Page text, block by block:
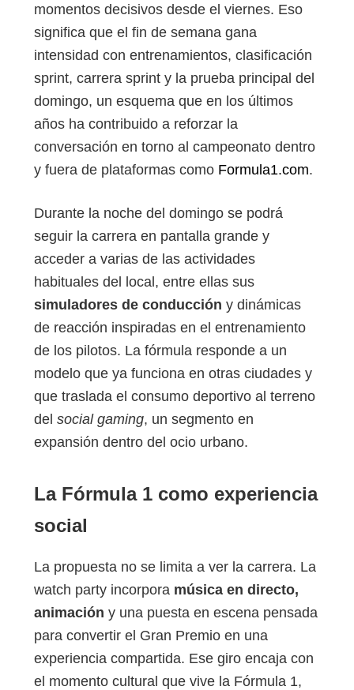
momentos decisivos desde el viernes. Eso
significa que el fin de semana gana
intensidad con entrenamientos, clasificación
sprint, carrera sprint y la prueba principal del
domingo, un esquema que en los últimos
años ha contribuido a reforzar la
conversación en torno al campeonato dentro
y fuera de plataformas como Formula1.com.
Durante la noche del domingo se podrá
seguir la carrera en pantalla grande y
acceder a varias de las actividades
habituales del local, entre ellas sus
simuladores de conducción y dinámicas
de reacción inspiradas en el entrenamiento
de los pilotos. La fórmula responde a un
modelo que ya funciona en otras ciudades y
que traslada el consumo deportivo al terreno
del social gaming, un segmento en
expansión dentro del ocio urbano.
La Fórmula 1 como experiencia
social
La propuesta no se limita a ver la carrera. La
watch party incorpora música en directo,
animación y una puesta en escena pensada
para convertir el Gran Premio en una
experiencia compartida. Ese giro encaja con
el momento cultural que vive la Fórmula 1,